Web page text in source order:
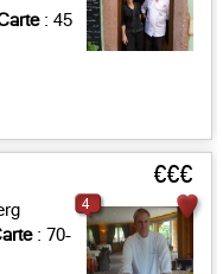
: 45
€€€
: 70-
4